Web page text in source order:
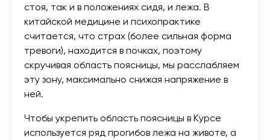
стоя, так и в положениях сидя, и лежа. В
китайской медицине и психопрактике
считается, что страх (более сильная форма
тревоги), находится в почках, поэтому
скручивая область поясницы, мы расслабляем
эту зону, максимально снижая напряжение в
ней.
Чтобы укрепить область поясницы в Курсе
используется ряд прогибов лежа на животе, а